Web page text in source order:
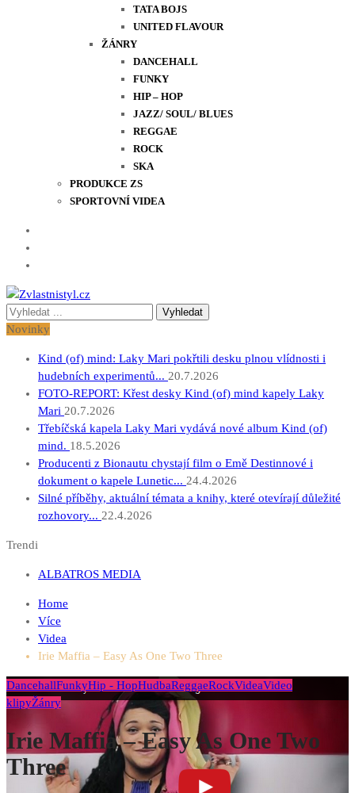
TATA BOJS
UNITED FLAVOUR
ŽÁNRY
DANCEHALL
FUNKY
HIP – HOP
JAZZ/ SOUL/ BLUES
REGGAE
ROCK
SKA
PRODUKCE ZS
SPORTOVNÍ VIDEA
Zvlastnistyl.cz
Pramen kultury, zábavy a životního stylu
Vyhledávání
pro:
Novinky
Kind (of) mind: Laky Mari pokřtili desku plnou vlídnosti i
hudebních experimentů... 20.7.2026
FOTO-REPORT: Křest desky Kind (of) mind kapely Laky
Mari 20.7.2026
Třebíčská kapela Laky Mari vydává nové album Kind (of)
mind. 18.5.2026
Producenti z Bionautu chystají film o Emě Destinnové i
dokument o kapele Lunetic... 24.4.2026
Silné příběhy, aktuální témata a knihy, které otevírají důležité
rozhovory... 22.4.2026
Trendi
ALBATROS MEDIA
Home
Více
Videa
Irie Maffia – Easy As One Two Three
DancehallFunkyHip - HopHudbaReggaeRockVideaVideo
klipyŽánry
Irie Maffia – Easy As One Two
Three